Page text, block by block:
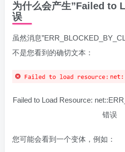
为什么会产生”Failed to
误
虽然消息
不是您看到的确切文本：
Failed to Load Resource:
错误
您可能会看到一个变体，例如：